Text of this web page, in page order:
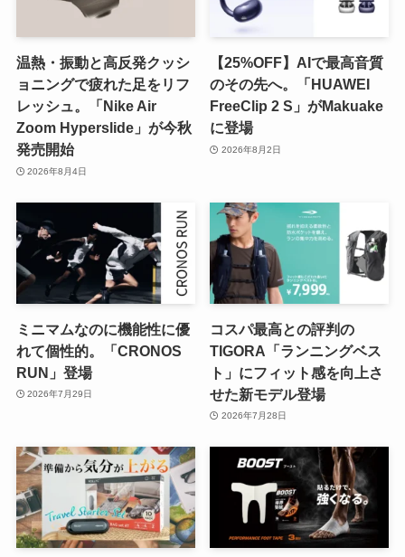
温熱・振動と高反発クッシ
ョニングで疲れた足をリフ
レッシュ。「Nike Air
Zoom Hyperslide」が今秋
発売開始
2026年8月4日
【25%OFF】AIで最高音質
のその先へ。「HUAWEI
FreeClip 2 S」がMakuake
に登場
2026年8月2日
ミニマムなのに機能性に優
れて個性的。「CRONOS
RUN」登場
2026年7月29日
コスパ最高との評判の
TIGORA「ランニングベス
ト」にフィット感を向上さ
せた新モデル登場
2026年7月28日